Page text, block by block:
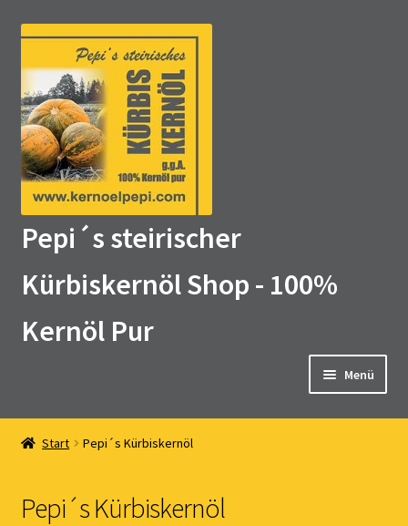
Zur
Navigation
springen
Zum
springen
Pepi´s steirischer
Kürbiskernöl Shop - 100%
Kernöl Pur
Menü
Home
Kernöl Pepi
Start Pepi´s Kürbiskernöl
Pepi´s Kürbiskernöl